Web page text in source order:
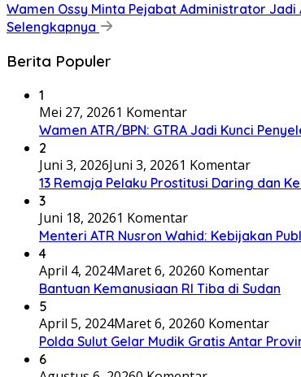
Wamen Ossy Minta Pejabat Administrator Jadi
Selengkapnya
Berita Populer
1
Mei 27, 20261 Komentar
Wamen ATR/BPN: GTRA Jadi Kunci
2
Juni 3, 2026Juni 3, 20261 Komentar
13 Remaja Pelaku Prostitusi Daring dan
3
Juni 18, 20261 Komentar
Menteri ATR Nusron Wahid: Kebijakan
4
April 4, 2024Maret 6, 20260 Komentar
Bantuan Kemanusiaan RI Tiba di Sudan
5
April 5, 2024Maret 6, 20260 Komentar
Polda Sulut Gelar Mudik Gratis Antar
6